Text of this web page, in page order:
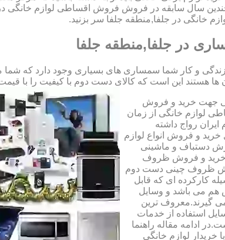
چندین سال سابقه در فروش فروش اقساطی لوازم خانگی
خانگی در جلفا,منطقه جلفا سر بزنید.
در جلفا,منطقه جلفا
و کار شما سمساری های بسیاری وجود دارد که شما
این است که کالای دست دوم با کیفیت را با قیمت مناسب خریداری
جهت خرید و فروش
لوازم خانگی از زمان
ایران رواج داشته
و فروش انواع لوازم
دستباف و ماشینی
و فروش ظروف
ظروف چینی دست دوم
کارکرده ای که قابل
هم می باشد و وسایل
گیرند.معروف ترین
استفاده از خدمات
ادامه مقاله راهنما
خرید از سمساری در سال 1401 با خریدار لوازم خانگی